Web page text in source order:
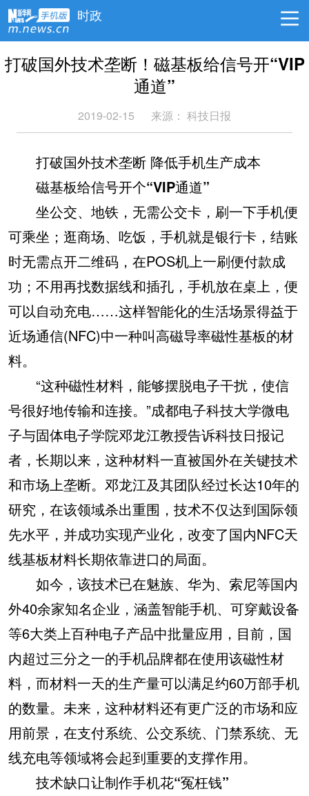
时政
打破国外技术垄断！磁基板给信号开“VIP
通道”
2019-02-15 来源： 科技日报
打破国外技术垄断 降低手机生产成本
磁基板给信号开个“VIP通道”
坐公交、地铁，无需公交卡，刷一下手机便
可乘坐；逛商场、吃饭，手机就是银行卡，结账
时无需点开二维码，在POS机上一刷便付款成
功；不用再找数据线和插孔，手机放在桌上，便
可以自动充电……这样智能化的生活场景得益于
近场通信(NFC)中一种叫高磁导率磁性基板的材
料。
“这种磁性材料，能够摆脱电子干扰，使信
号很好地传输和连接。”成都电子科技大学微电
子与固体电子学院邓龙江教授告诉科技日报记
者，长期以来，这种材料一直被国外在关键技术
和市场上垄断。邓龙江及其团队经过长达10年的
研究，在该领域杀出重围，技术不仅达到国际领
先水平，并成功实现产业化，改变了国内NFC天
线基板材料长期依靠进口的局面。
如今，该技术已在魅族、华为、索尼等国内
外40余家知名企业，涵盖智能手机、可穿戴设备
等6大类上百种电子产品中批量应用，目前，国
内超过三分之一的手机品牌都在使用该磁性材
料，而材料一天的生产量可以满足约60万部手机
的数量。未来，这种材料还有更广泛的市场和应
用前景，在支付系统、公交系统、门禁系统、无
线充电等领域将会起到重要的支撑作用。
技术缺口让制作手机花“冤枉钱”